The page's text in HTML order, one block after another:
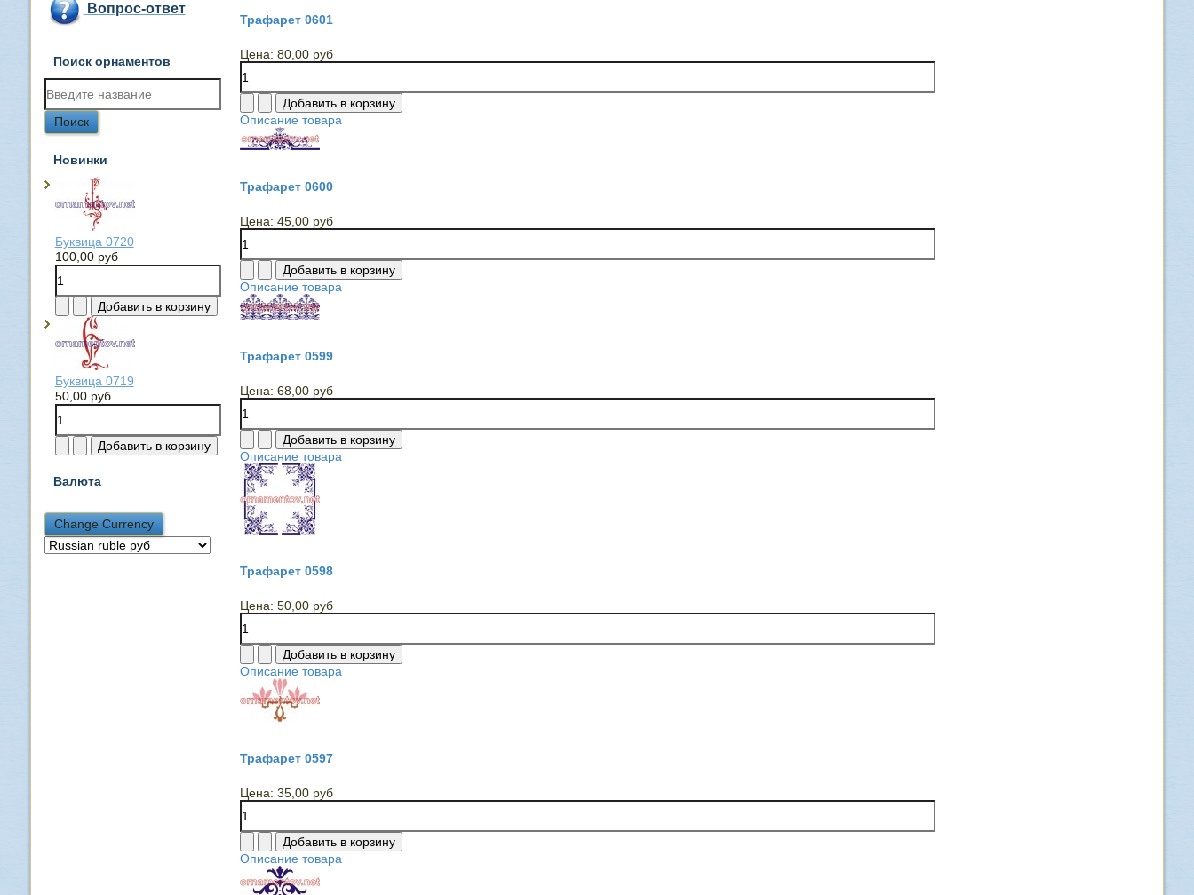
Вопрос-ответ
Поиск орнаментов
Новинки
Буквица 0720
100,00 руб
Буквица 0719
50,00 руб
Валюта
Трафарет 0601
Цена: 80,00 руб
Описание товара
Трафарет 0600
Цена: 45,00 руб
Описание товара
Трафарет 0599
Цена: 68,00 руб
Описание товара
Трафарет 0598
Цена: 50,00 руб
Описание товара
Трафарет 0597
Цена: 35,00 руб
Описание товара